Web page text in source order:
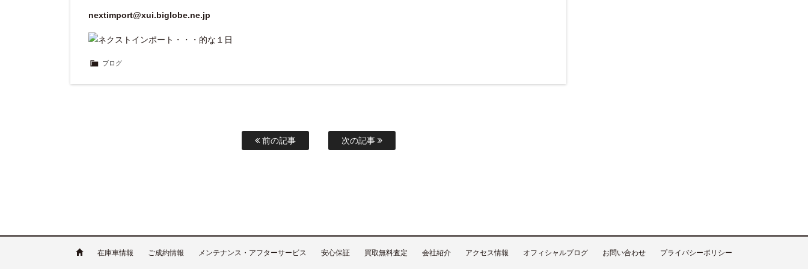
nextimport@xui.biglobe.ne.jp
ブログ
前の記事 次の記事
在庫車情報 ご成約情報 メンテナンス・アフターサービス 安心保証 買取無料査定 会社紹介 アクセス情報 オフィシャルブログ お問い合わせ プライバシーポリシー